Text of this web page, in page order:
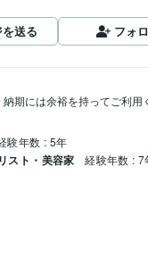
送る フォ
期には余裕を持ってご利用
験年数 : 5年
スト・美容家 経験年数 : 7